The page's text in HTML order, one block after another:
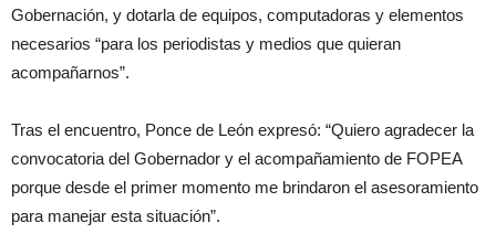
Gobernación, y dotarla de equipos, computadoras y elementos
necesarios “para los periodistas y medios que quieran
acompañarnos”.
Tras el encuentro, Ponce de León expresó: “Quiero agradecer la
convocatoria del Gobernador y el acompañamiento de FOPEA
porque desde el primer momento me brindaron el asesoramiento
para manejar esta situación”.